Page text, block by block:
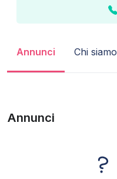
Annunci Chi siamo
Annunci